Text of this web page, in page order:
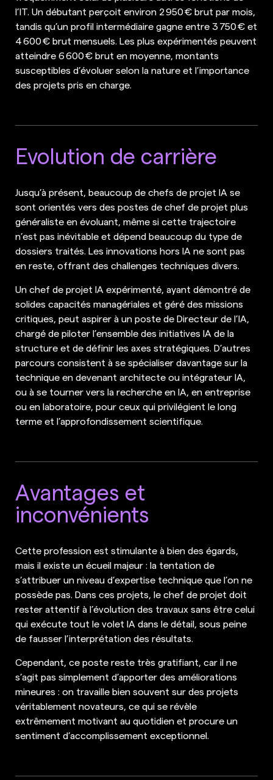
l’IT. Un débutant perçoit environ 2 950 € brut par mois,
tandis qu’un profil intermédiaire gagne entre 3 750 € et
4 600 € brut mensuels. Les plus expérimentés peuvent
atteindre 6 600 € brut en moyenne, montants
susceptibles d’évoluer selon la nature et l’importance
des projets pris en charge.
Evolution de carrière
Jusqu’à présent, beaucoup de chefs de projet IA se
sont orientés vers des postes de chef de projet plus
généraliste en évoluant, même si cette trajectoire
n’est pas inévitable et dépend beaucoup du type de
dossiers traités. Les innovations hors IA ne sont pas
en reste, offrant des challenges techniques divers.
Un chef de projet IA expérimenté, ayant démontré de
solides capacités managériales et géré des missions
critiques, peut aspirer à un poste de Directeur de l’IA,
chargé de piloter l’ensemble des initiatives IA de la
structure et de définir les axes stratégiques. D’autres
parcours consistent à se spécialiser davantage sur la
technique en devenant architecte ou intégrateur IA,
ou à se tourner vers la recherche en IA, en entreprise
ou en laboratoire, pour ceux qui privilégient le long
terme et l’approfondissement scientifique.
Avantages et
inconvénients
Cette profession est stimulante à bien des égards,
mais il existe un écueil majeur : la tentation de
s’attribuer un niveau d’expertise technique que l’on ne
possède pas. Dans ces projets, le chef de projet doit
rester attentif à l’évolution des travaux sans être celui
qui exécute tout le volet IA dans le détail, sous peine
de fausser l’interprétation des résultats.
Cependant, ce poste reste très gratifiant, car il ne
s’agit pas simplement d’apporter des améliorations
mineures : on travaille bien souvent sur des projets
véritablement novateurs, ce qui se révèle
extrêmement motivant au quotidien et procure un
sentiment d’accomplissement exceptionnel.